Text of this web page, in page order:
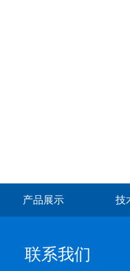
产品展示 技
联系我们